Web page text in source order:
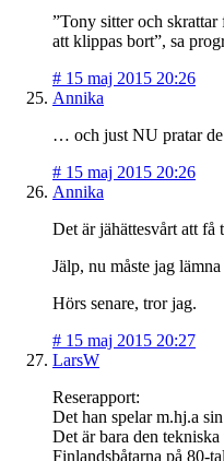
”Tony sitter och
att klippas bort”, sa
# 15 maj 2015 20:26
Annika
… och just NU pratar
# 15 maj 2015 20:26
Annika
Det är jähättesvårt att få
Jälp, nu måste jag
Hörs senare, tror jag.
# 15 maj 2015 20:27
LarsW
Reserapport:
Det han spelar m.hj.a
Det är bara den
Finlandsbåtarna på 80-